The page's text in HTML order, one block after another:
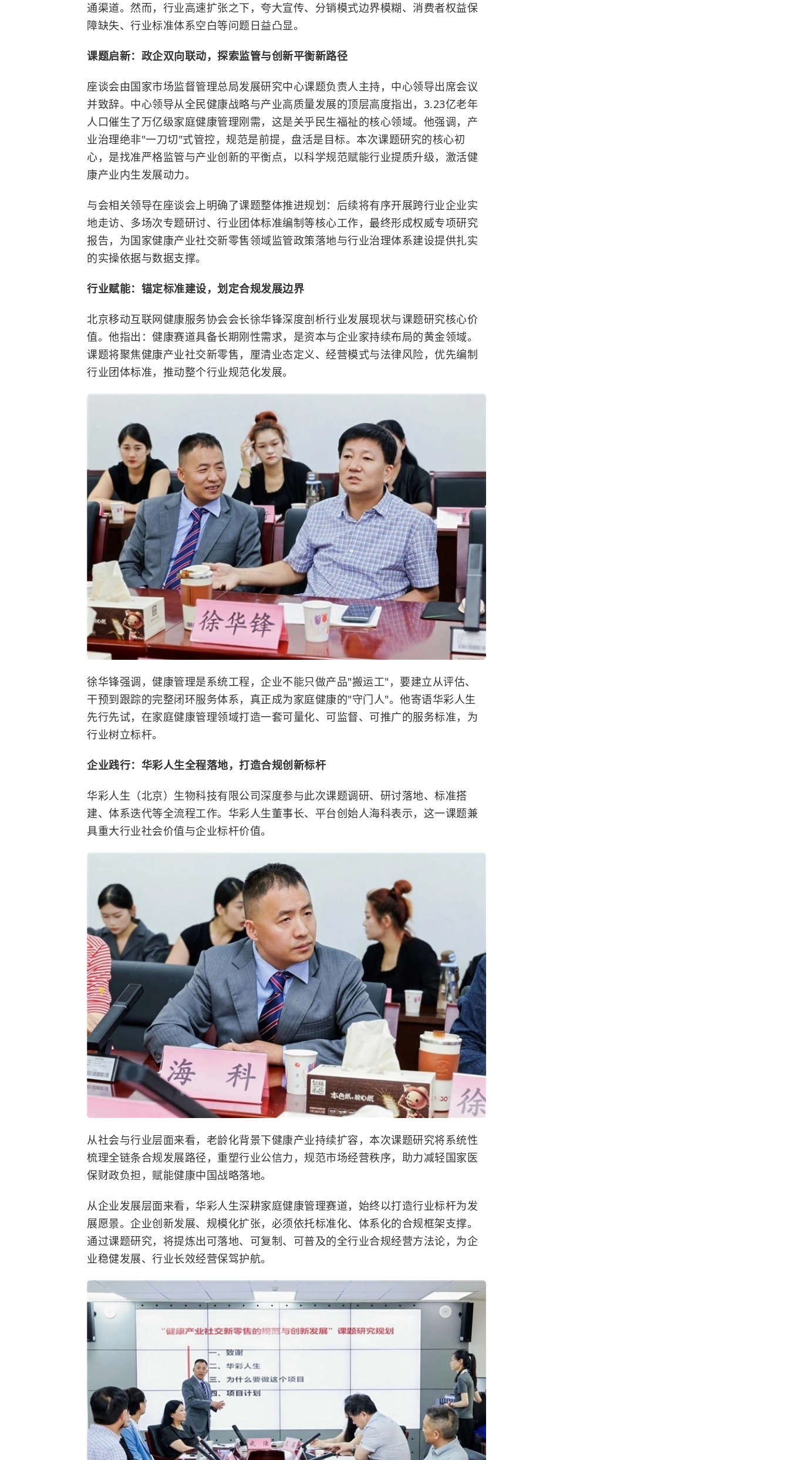
通渠道。然而，行业高速扩张之下，夸大宣传、分销模式边界模糊、消费者权益保
障缺失、行业标准体系空白等问题日益凸显。
课题启新： 政企双向联动，探索监管与创新平衡新路径
座谈会由国家市场监督管理总局发展研究中心课题负责人主持，中心领导出席会议
并致辞。中心领导从全民健康战略与产业高质量发展的顶层高度指出，3.23亿老年
人口催生了万亿级家庭健康管理刚需，这是关乎民生福祉的核心领域。他强调，产
业治理绝非"一刀切"式管控，规范是前提，盘活是目标。本次课题研究的核心初
心，是找准严格监管与产业创新的平衡点，以科学规范赋能行业提质升级，激活健
康产业内生发展动力。
与会相关领导在座谈会上明确了课题整体推进规划：后续将有序开展跨行业企业实
地走访、多场次专题研讨、行业团体标准编制等核心工作，最终形成权威专项研究
报告，为国家健康产业社交新零售领域监管政策落地与行业治理体系建设提供扎实
的实操依据与数据支撑。
行业赋能： 锚定标准建设，划定合规发展边界
北京移动互联网健康服务协会会长徐华锋深度剖析行业发展现状与课题研究核心价
值。他指出：健康赛道具备长期刚性需求，是资本与企业家持续布局的黄金领域。
课题将聚焦健康产业社交新零售，厘清业态定义、经营模式与法律风险，优先编制
行业团体标准，推动整个行业规范化发展。
徐华锋强调，健康管理是系统工程，企业不能只做产品"搬运工"，要建立从评估、
干预到跟踪的完整闭环服务体系，真正成为家庭健康的"守门人"。他寄语华彩人生
先行先试，在家庭健康管理领域打造一套可量化、可监督、可推广的服务标准，为
行业树立标杆。
企业践行： 华彩人生全程落地，打造合规创新标杆
华彩人生（北京）生物科技有限公司深度参与此次课题调研、研讨落地、标准搭
建、体系迭代等全流程工作。华彩人生董事长、平台创始人海科表示，这一课题兼
具重大行业社会价值与企业标杆价值。
从社会与行业层面来看，老龄化背景下健康产业持续扩容，本次课题研究将系统性
梳理全链条合规发展路径，重塑行业公信力，规范市场经营秩序，助力减轻国家医
保财政负担，赋能健康中国战略落地。
从企业发展层面来看，华彩人生深耕家庭健康管理赛道，始终以打造行业标杆为发
展愿景。企业创新发展、规模化扩张，必须依托标准化、体系化的合规框架支撑。
通过课题研究，将提炼出可落地、可复制、可普及的全行业合规经营方法论，为企
业稳健发展、行业长效经营保驾护航。